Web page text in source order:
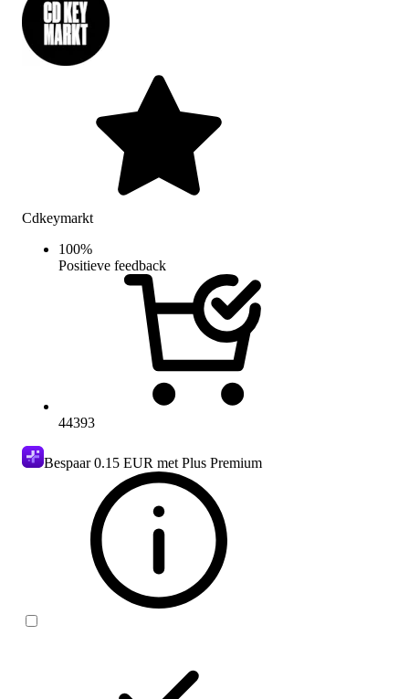
Cdkeymarkt
100%
Positieve feedback
44393
Bespaar0.15 EUR met Plus Premium